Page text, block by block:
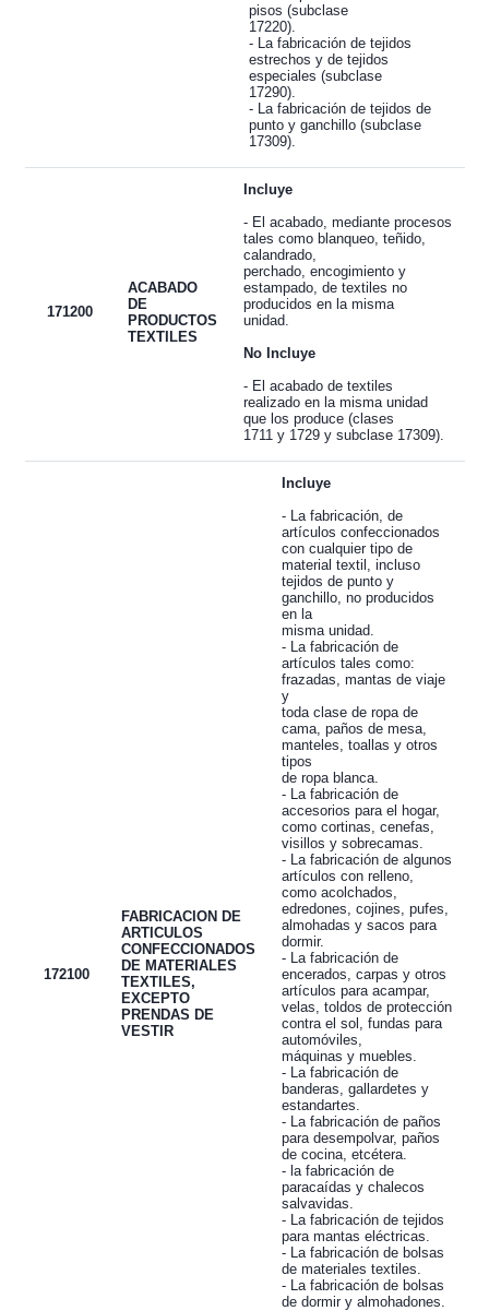
pisos (subclase
17220).
- La fabricación de tejidos
estrechos y de tejidos
especiales (subclase
17290).
- La fabricación de tejidos de
punto y ganchillo (subclase
17309).
171200
ACABADO
DE
PRODUCTOS
TEXTILES
Incluye
- El acabado, mediante procesos
tales como blanqueo, teñido,
calandrado,
perchado, encogimiento y
estampado, de textiles no
producidos en la misma
unidad.
No Incluye
- El acabado de textiles
realizado en la misma unidad
que los produce (clases
1711 y 1729 y subclase 17309).
172100
FABRICACION DE
ARTICULOS
CONFECCIONADOS
DE MATERIALES
TEXTILES,
EXCEPTO
PRENDAS DE
VESTIR
Incluye
- La fabricación, de
artículos confeccionados
con cualquier tipo de
material textil, incluso
tejidos de punto y
ganchillo, no producidos
en la
misma unidad.
- La fabricación de
artículos tales como:
frazadas, mantas de viaje
y
toda clase de ropa de
cama, paños de mesa,
manteles, toallas y otros
tipos
de ropa blanca.
- La fabricación de
accesorios para el hogar,
como cortinas, cenefas,
visillos y sobrecamas.
- La fabricación de algunos
artículos con relleno,
como acolchados,
edredones, cojines, pufes,
almohadas y sacos para
dormir.
- La fabricación de
encerados, carpas y otros
artículos para acampar,
velas, toldos de protección
contra el sol, fundas para
automóviles,
máquinas y muebles.
- La fabricación de
banderas, gallardetes y
estandartes.
- La fabricación de paños
para desempolvar, paños
de cocina, etcétera.
- la fabricación de
paracaídas y chalecos
salvavidas.
- La fabricación de tejidos
para mantas eléctricas.
- La fabricación de bolsas
de materiales textiles.
- La fabricación de bolsas
de dormir y almohadones.